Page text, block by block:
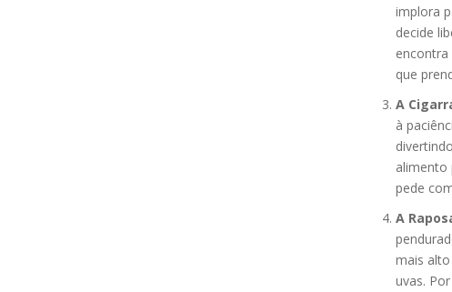
implora
decide
que
A
à
alimento
pede
A
mais
uvas.